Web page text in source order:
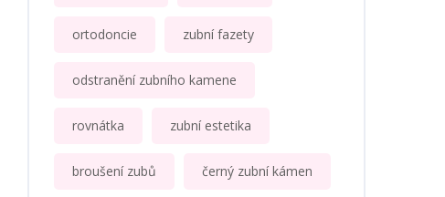
ortodoncie zubní fazety
odstranění zubního kamene
rovnátka zubní estetika
broušení zubů černý zubní kámen